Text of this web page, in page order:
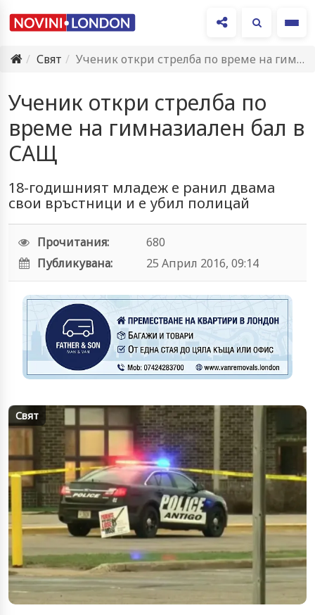
Свят
Ученик откри стрелба по време на гимназиален бал в САЩ
Ученик откри стрелба по
време на гимназиален бал в
САЩ
18-годишният младеж е ранил двама
свои връстници и е убил полицай
Прочитания:
680
Публикувана:
25 Април 2016, 09:14
Свят